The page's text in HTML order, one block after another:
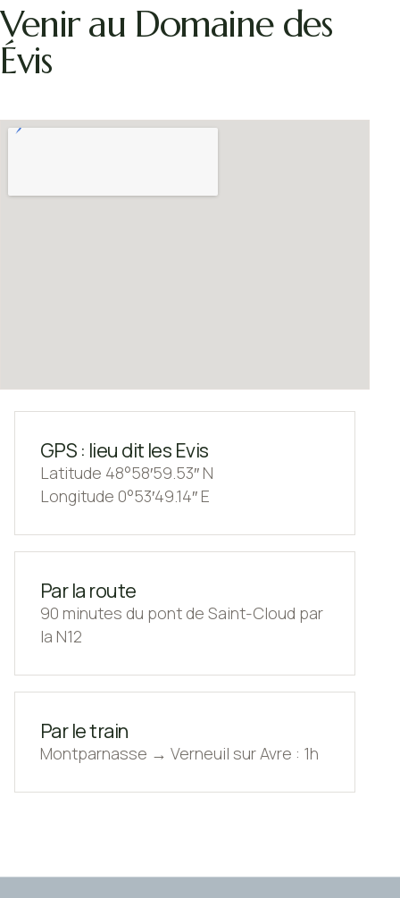
Venir au Domaine des
Évis
GPS : lieu dit les Evis
Latitude 48°58′59.53″ N
Longitude 0°53′49.14″ E
Par la route
90 minutes du pont de Saint-Cloud par
la N12
Par le train
Montparnasse → Verneuil sur Avre : 1h